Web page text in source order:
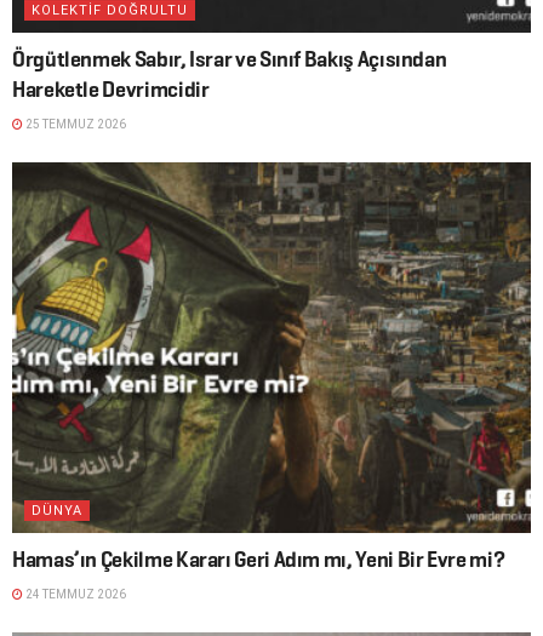
KOLEKTİF DOĞRULTU
Örgütlenmek Sabır, Israr ve Sınıf Bakış Açısından
Hareketle Devrimcidir
25 TEMMUZ 2026
DÜNYA
Hamas’ın Çekilme Kararı Geri Adım mı, Yeni Bir Evre mi?
24 TEMMUZ 2026